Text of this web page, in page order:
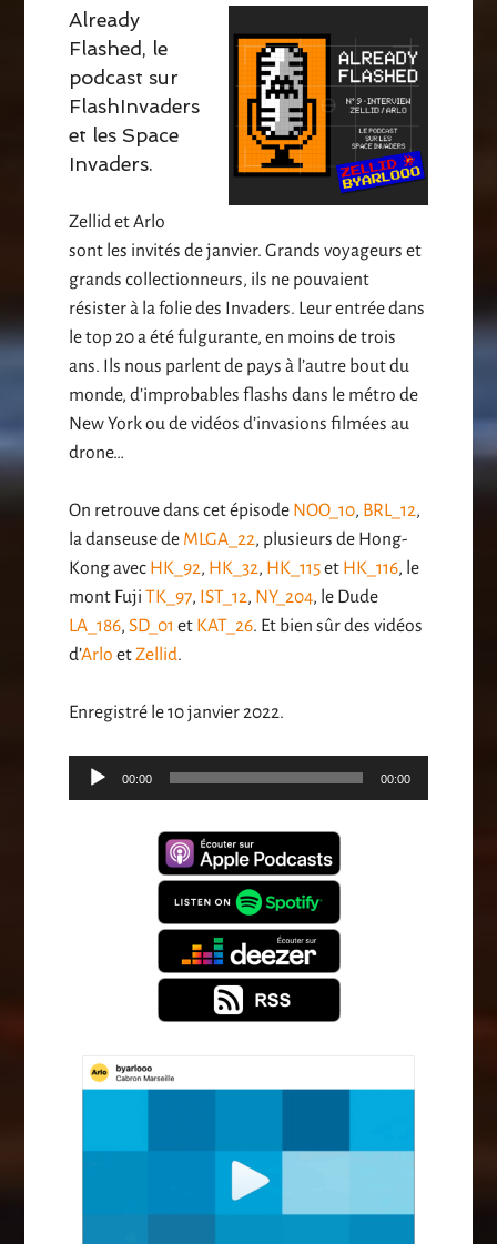
Already
Flashed, le
podcast sur
FlashInvaders
et les Space
Invaders.
Zellid et Arlo
sont les invités de janvier. Grands voyageurs et
grands collectionneurs, ils ne pouvaient
résister à la folie des Invaders. Leur entrée dans
le top 20 a été fulgurante, en moins de trois
ans. Ils nous parlent de pays à l’autre bout du
monde, d’improbables flashs dans le métro de
New York ou de vidéos d’invasions filmées au
drone…
On retrouve dans cet épisode NOO_10, BRL_12,
la danseuse de MLGA_22, plusieurs de Hong-
Kong avec HK_92, HK_32, HK_115et HK_116, le
mont FujiTK_97, IST_12, NY_204, le Dude
LA_186,SD_01 et KAT_26. Et bien sûr des vidéos
d’Arlo etZellid.
Enregistré le 10 janvier 2022.
Lecteur
audio
00:00 00:00